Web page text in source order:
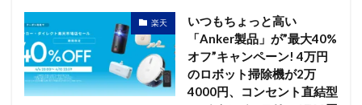
楽天
いつもちょっと高い
「Anker製品」が”最大40%
オフ”キャンペーン! 4万円
のロボット掃除機が2万
4000円、コンセント直結型